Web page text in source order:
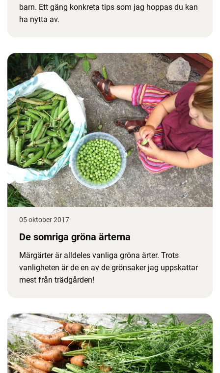
barn. Ett gäng konkreta tips som jag hoppas du kan
ha nytta av.
05 oktober 2017
De somriga gröna ärterna
Märgärter är alldeles vanliga gröna ärter. Trots
vanligheten är de en av de grönsaker jag uppskattar
mest från trädgården!